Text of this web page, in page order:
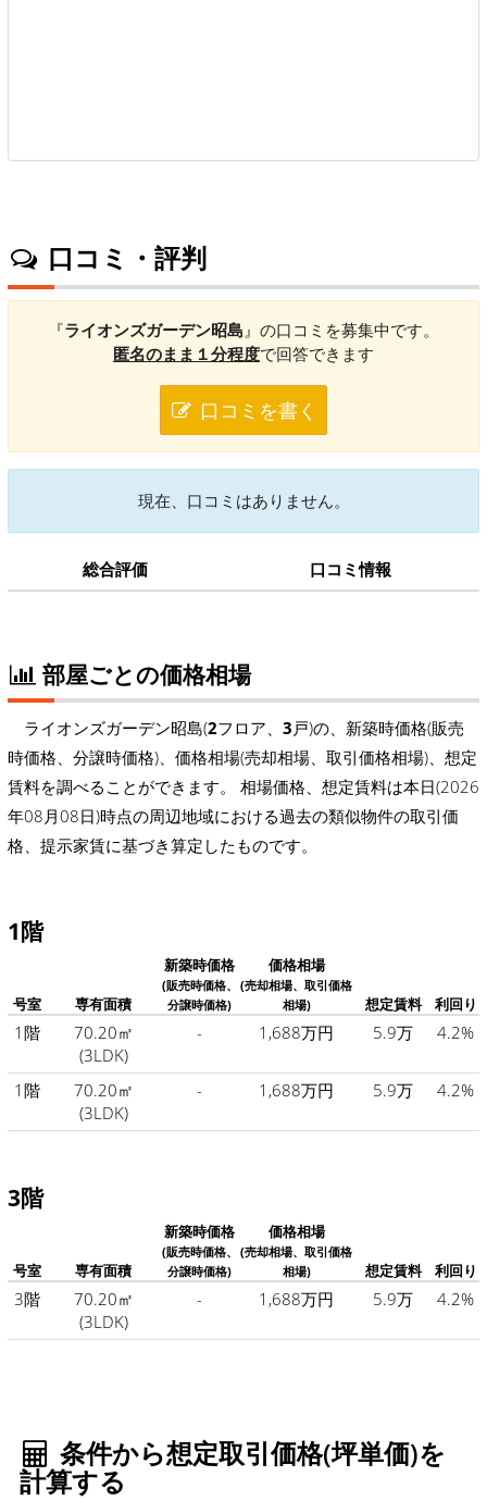
口コミ・評判
『ライオンズガーデン昭島 』の口コミを募集中です。
匿名のまま１分程度で回答できます
口コミを書く
現在、口コミはありません。
総合評価 口コミ情報
部屋ごとの価格相場
ライオンズガーデン昭島(2フロア、 3戸)の、新築時価格(販売
時価格、分譲時価格)、価格相場(売却相場、取引価格相場)、想定
賃料を調べることができます。 相場価格、想定賃料は本日(2026
年08月08日)時点の周辺地域における過去の類似物件の取引価
格、提示家賃に基づき算定したものです。
1階
号室 専有面積
新築時価格
(販売時価格、
分譲時価格)
価格相場
(売却相場、取引価格
相場)
想定賃料 利回り
1階
70.20㎡
(3LDK)
- 1,688万円 5.9万 4.2%
1階
70.20㎡
(3LDK)
- 1,688万円 5.9万 4.2%
3階
号室 専有面積
新築時価格
(販売時価格、
分譲時価格)
価格相場
(売却相場、取引価格
相場)
想定賃料 利回り
3階
70.20㎡
(3LDK)
- 1,688万円 5.9万 4.2%
条件から想定取引価格(坪単価)を
計算する